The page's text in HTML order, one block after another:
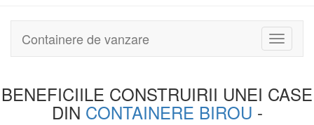
Toggle
Containere de vanzare
BENEFICIILE CONSTRUIRII UNEI CASE
DIN CONTAINERE BIROU -